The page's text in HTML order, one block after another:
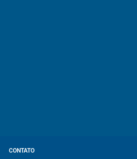
CONTATO